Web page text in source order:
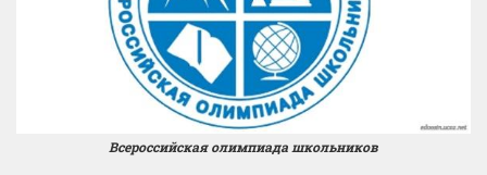
Всероссийская олимпиада школьников